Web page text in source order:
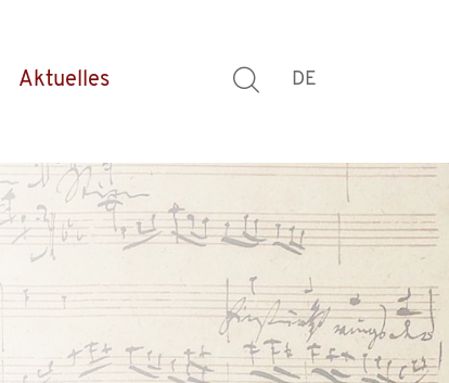
Aktuelles DE